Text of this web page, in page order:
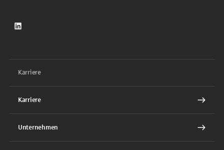
LinkedIn
Karriere
Karriere
Unternehmen